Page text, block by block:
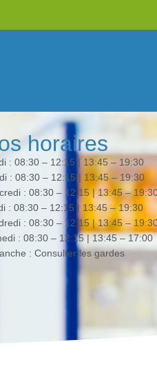
horaires
: 08:30 – 12:15 | 13:45 – 19:30
: 08:30 – 12:15 | 13:45 – 19:30
: 08:30 – 12:15 | 13:45 –
: 08:30 – 12:15 | 13:45 – 19:30
: 08:30 – 12:15 | 13:45 –
: 08:30 – 12:15 | 13:45 – 17:00
: Consulter les gardes